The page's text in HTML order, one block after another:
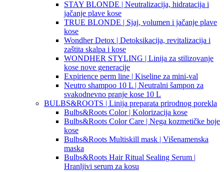
STAY BLONDE | Neutralizacija, hidratacija i
jačanje plave kose
TRUE BLONDE | Sjaj, volumen i jačanje plave
kose
Wondher Detox | Detoksikacija, revitalizacija i
zaštita skalpa i kose
WONDHER STYLING | Linija za stilizovanje
kose nove generacije
Expirience perm line | Kiseline za mini-val
Neutro shampoo 10 L | Neutralni šampon za
svakodnevno pranje kose 10 L
BULBS&ROOTS | Linija preparata prirodnog porekla
Bulbs&Roots Color | Kolorizacija kose
Bulbs&Roots Color Care | Nega kozmetičke boje
kose
Bulbs&Roots Multiskill mask | Višenamenska
maska
Bulbs&Roots Hair Ritual Sealing Serum |
Hranljivi serum za kosu